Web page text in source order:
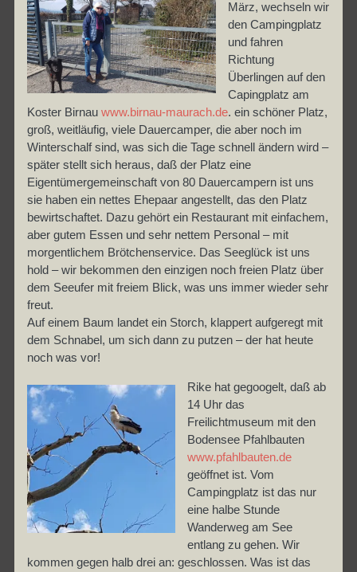
März, wechseln wir
den Campingplatz
und fahren
Richtung
Überlingen auf den
Capingplatz am
Koster Birnauwww.birnau-maurach.de. ein schöner Platz,
groß, weitläufig, viele Dauercamper, die aber noch im
Winterschalf sind, was sich die Tage schnell ändern wird –
später stellt sich heraus, daß der Platz eine
Eigentümergemeinschaft von 80 Dauercampern ist uns
sie haben ein nettes Ehepaar angestellt, das den Platz
bewirtschaftet. Dazu gehört ein Restaurant mit einfachem,
aber gutem Essen und sehr nettem Personal – mit
morgentlichem Brötchenservice. Das Seeglück ist uns
hold – wir bekommen den einzigen noch freien Platz über
dem Seeufer mit freiem Blick, was uns immer wieder sehr
freut.
Auf einem Baum landet ein Storch, klappert aufgeregt mit
dem Schnabel, um sich dann zu putzen – der hat heute
noch was vor!
Rike hat gegoogelt, daß ab
14 Uhr das
Freilichtmuseum mit den
Bodensee Pfahlbauten
www.pfahlbauten.de
geöffnet ist. Vom
Campingplatz ist das nur
eine halbe Stunde
Wanderweg am See
entlang zu gehen. Wir
kommen gegen halb drei an: geschlossen. Was ist das